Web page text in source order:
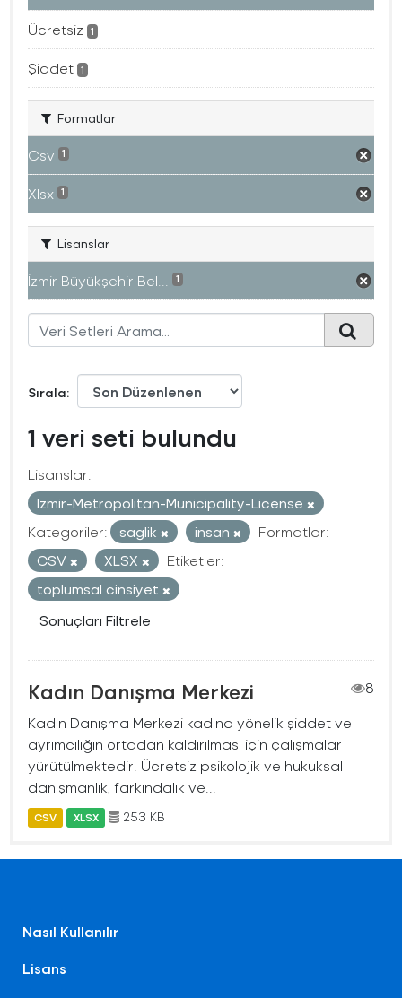
Ücretsiz 1
Şiddet 1
Formatlar
Csv 1
Xlsx 1
Lisanslar
İzmir Büyükşehir Bel... 1
Sırala
1 veri seti bulundu
Lisanslar:
Izmir-Metropolitan-Municipality-License
Kategoriler:
saglik insan
Formatlar:
CSV
XLSX
Etiketler:
toplumsal cinsiyet
Sonuçları Filtrele
Kadın Danışma Merkezi
8
Kadın Danışma Merkezi kadına yönelik şiddet ve
ayrımcılığın ortadan kaldırılması için çalışmalar
yürütülmektedir. Ücretsiz psikolojik ve hukuksal
danışmanlık, farkındalık ve...
CSV XLSX 253 KB
Nasıl Kullanılır
Lisans